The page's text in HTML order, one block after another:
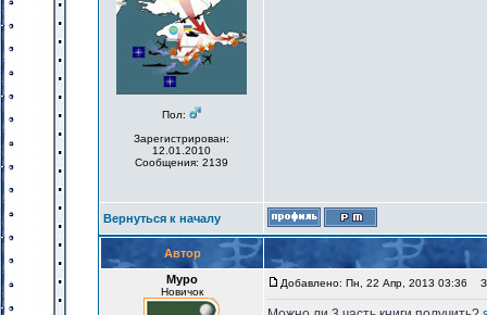
Пол:
Зарегистрирован:
12.01.2010
Сообщения: 2139
Вернуться к началу
Автор
Mypo
Новичок
Добавлено: Пн, 22 Апр, 2013 03:36